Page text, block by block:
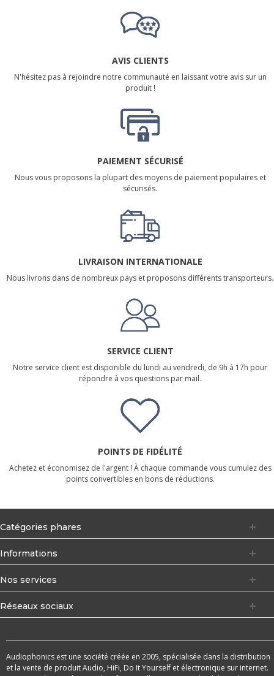
AVIS CLIENTS
N'hésitez pas à rejoindre notre communauté en laissant votre avis sur un
produit !
PAIEMENT SÉCURISÉ
Nous vous proposons la plupart des moyens de paiement populaires et
sécurisés.
LIVRAISON INTERNATIONALE
Nous livrons dans de nombreux pays et proposons différents transporteurs.
SERVICE CLIENT
Notre service client est disponible du lundi au vendredi, de 9h à 17h pour
répondre à vos questions par mail.
POINTS DE FIDÉLITÉ
Achetez et économisez de l'argent ! À chaque commande vous cumulez des
points convertibles en bons de réductions.
Catégories phares
Informations
Nos services
Réseaux sociaux
Audiophonics est une société créée en 2005, spécialisée dans la distribution
et la vente de produit Audio, HiFi, Do It Yourself et électronique sur internet.